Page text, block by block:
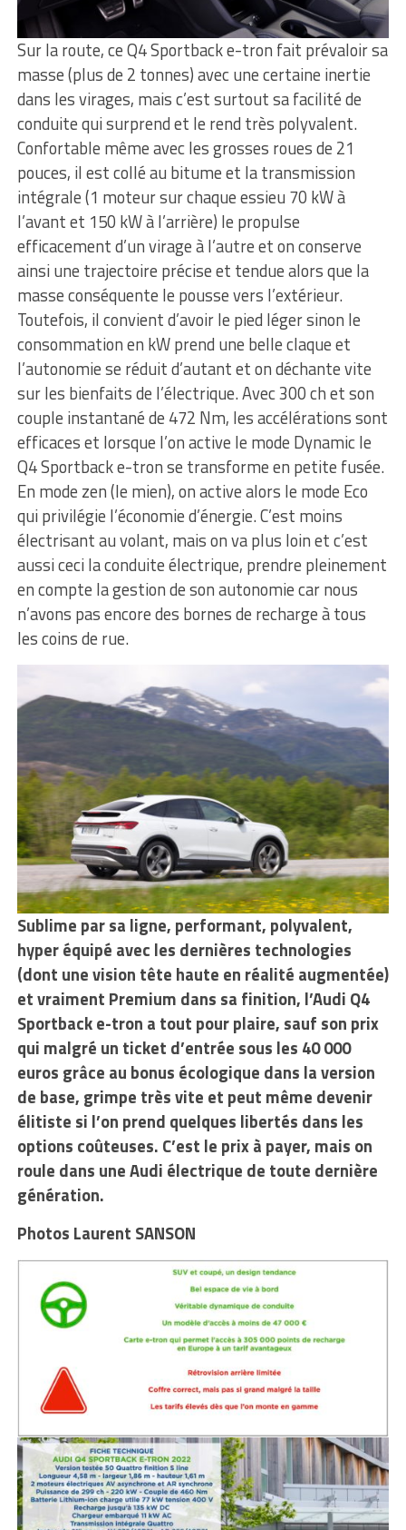
Sur la route, ce Q4 Sportback e-tron fait prévaloir sa
masse (plus de 2 tonnes) avec une certaine inertie
dans les virages, mais c’est surtout sa facilité de
conduite qui surprend et le rend très polyvalent.
Confortable même avec les grosses roues de 21
pouces, il est collé au bitume et la transmission
intégrale (1 moteur sur chaque essieu 70 kW à
l’avant et 150 kW à l’arrière) le propulse
efficacement d’un virage à l’autre et on conserve
ainsi une trajectoire précise et tendue alors que la
masse conséquente le pousse vers l’extérieur.
Toutefois, il convient d’avoir le pied léger sinon le
consommation en kW prend une belle claque et
l’autonomie se réduit d’autant et on déchante vite
sur les bienfaits de l’électrique. Avec 300 ch et son
couple instantané de 472 Nm, les accélérations sont
efficaces et lorsque l’on active le mode Dynamic le
Q4 Sportback e-tron se transforme en petite fusée.
En mode zen (le mien), on active alors le mode Eco
qui privilégie l’économie d’énergie. C’est moins
électrisant au volant, mais on va plus loin et c’est
aussi ceci la conduite électrique, prendre pleinement
en compte la gestion de son autonomie car nous
n’avons pas encore des bornes de recharge à tous
les coins de rue.
Sublime par sa ligne, performant, polyvalent,
hyper équipé avec les dernières technologies
(dont une vision tête haute en réalité augmentée)
et vraiment Premium dans sa finition, l’Audi Q4
Sportback e-tron a tout pour plaire, sauf son prix
qui malgré un ticket d’entrée sous les 40 000
euros grâce au bonus écologique dans la version
de base, grimpe très vite et peut même devenir
élitiste si l’on prend quelques libertés dans les
options coûteuses. C’est le prix à payer, mais on
roule dans une Audi électrique de toute dernière
génération.
Photos Laurent SANSON